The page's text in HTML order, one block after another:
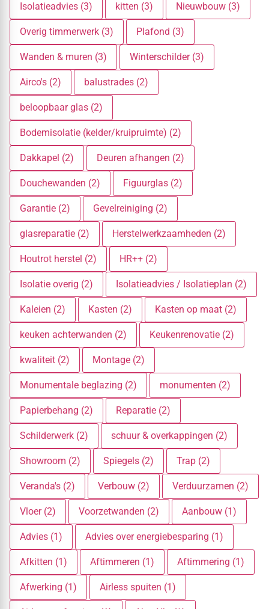
Isolatieadvies (3) kitten (3) Nieuwbouw (3)
Overig timmerwerk (3) Plafond (3)
Wanden & muren (3) Winterschilder (3)
Airco's (2) balustrades (2)
beloopbaar glas (2)
Bodemisolatie (kelder/kruipruimte) (2)
Dakkapel (2) Deuren afhangen (2)
Douchewanden (2) Figuurglas (2)
Garantie (2) Gevelreiniging (2)
glasreparatie (2) Herstelwerkzaamheden (2)
Houtrot herstel (2) HR++ (2)
Isolatie overig (2) Isolatieadvies / Isolatieplan (2)
Kaleien (2) Kasten (2) Kasten op maat (2)
keuken achterwanden (2) Keukenrenovatie (2)
kwaliteit (2) Montage (2)
Monumentale beglazing (2) monumenten (2)
Papierbehang (2) Reparatie (2)
Schilderwerk (2) schuur & overkappingen (2)
Showroom (2) Spiegels (2) Trap (2)
Veranda's (2) Verbouw (2) Verduurzamen (2)
Vloer (2) Voorzetwanden (2) Aanbouw (1)
Advies (1) Advies over energiebesparing (1)
Afkitten (1) Aftimmeren (1) Aftimmering (1)
Afwerking (1) Airless spuiten (1)